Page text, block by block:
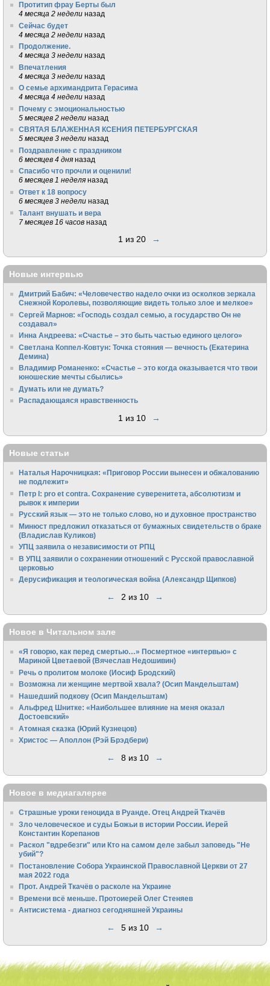
Протитип фрау Берты был
4 месяца 2 недели назад
Сейчас будет
4 месяца 2 недели назад
Продолжение.
4 месяца 3 недели назад
Впечатления
4 месяца 3 недели назад
О семье архимандрита Герасима
4 месяца 4 недели назад
Почему с эмоциональностью
5 месяцев 2 недели назад
СВЯТАЯ БЛАЖЕННАЯ КСЕНИЯ ПЕТЕРБУРГСКАЯ
5 месяцев 3 недели назад
Поздравление с праздником
6 месяцев 4 дня назад
Спасибо что прочли и оценили!
6 месяцев 1 неделя назад
Ответ к 18 вопросу
6 месяцев 3 недели назад
Талант внушать и вера
7 месяцев 16 часов назад
1 из 20 →
Новые интервью
Дмитрий Бабич: «Человечество надело очки из осколков зеркала
Снежной Королевы, позволяющие видеть только злое и мелкое»
Сергей Марнов: «Господь создал семью, а государство Он не
создавал»
Инна Андреева: «Счастье – это быть частью единого целого»
Светлана Коппел-Ковтун: Точка стояния — вечность (Екатерина
Демина)
Владимир Романенко: «Счастье – это когда оказывается что твои
юношеские мечты сбылись»
Думать или не думать?
Распадающаяся нравственность
1 из 10 →
Новые статьи
Наталья Нарочницкая: «Приговор России вынесен и обжалованию
не подлежит»
Петр I: pro et contra. Сохранение суверенитета, абсолютизм и
рывок к империи
Русский язык — это не только слово, но и духовное пространство
Минюст предложил отказаться от бумажных свидетельств о браке
(Владислав Куликов)
УПЦ заявила о независимости от РПЦ
В УПЦ заявили о сохранении отношений с Русской православной
церковью
Дерусификация и теологическая война (Александр Щипков)
← 2 из 10 →
Новое в Читальном зале
«Я говорю, как перед смертью…» Посмертное «интервью» с
Мариной Цветаевой (Вячеслав Недошивин)
Речь о пролитом молоке (Иосиф Бродский)
Возможна ли женщине мертвой хвала? (Осип Мандельштам)
Нашедший подкову (Осип Мандельштам)
Альфред Шнитке: «Наибольшее влияние на меня оказал
Достоевский»
Атомная сказка (Юрий Кузнецов)
Христос — Аполлон (Рэй Брэдбери)
← 8 из 10 →
Новое в медиагалерее
Страшные уроки геноцида в Руанде. Отец Андрей Ткачёв
Зло человеческое и суды Божьи в истории России. Иерей
Константин Корепанов
Раскол "вдребезги" или Кто на самом деле забыл заповедь "Не
убий"?
Постановление Собора Украинской Православной Церкви от 27
мая 2022 года
Прот. Андрей Ткачёв о расколе на Украине
Времени всё меньше. Протоиерей Олег Стеняев
Антисистема - диагноз сегодняшней Украины
← 5 из 10 →